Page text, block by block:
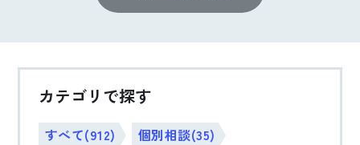
カテゴリで探す
すべて(912)
個別相談(35)